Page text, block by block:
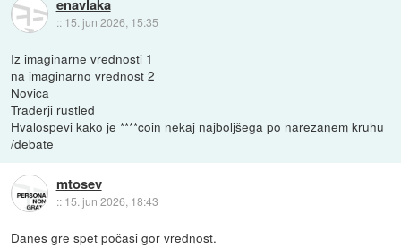
enavlaka
:: 15. jun 2026, 15:35
Iz imaginarne vrednosti 1
na imaginarno vrednost 2
Novica
Traderji rustled
Hvalospevi kako je ****coin nekaj najboljšega po narezanem kruhu
/debate
mtosev
:: 15. jun 2026, 18:43
Danes gre spet počasi gor vrednost.